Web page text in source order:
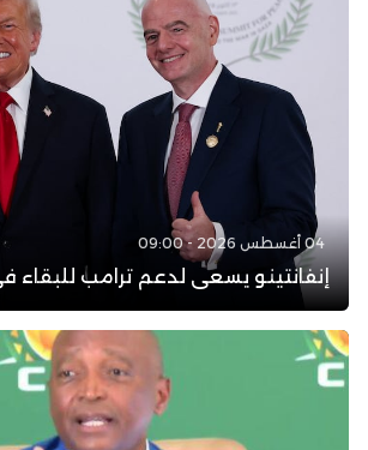
04 أغسطس 2026 - 09:00
إنفانتينو يسعى لدعم ترامب للبقاء